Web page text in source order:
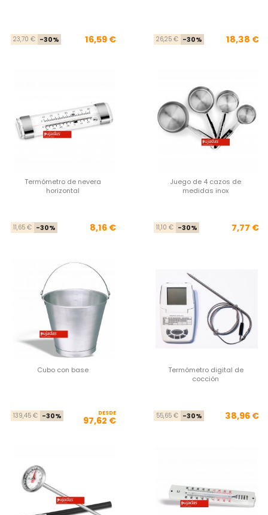
Precio base
23,70 € -30% Precio
16,59 € 26,25 € -30% 18,38 €
Termómetro de nevera
horizontal
Precio base
11,65 € -30% Precio
8,16 €
Juego de 4 cazos de
medidas inox
11,10 € -30% 7,77 €
Cubo con base
Precio base
139,45 € -30% Precio
DESDE
97,62 €
Termómetro digital de
cocción
55,65 € -30% 38,96 €